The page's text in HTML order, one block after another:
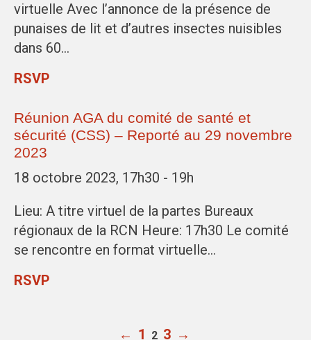
virtuelle Avec l’annonce de la présence de
punaises de lit et d’autres insectes nuisibles
dans 60…
RSVP
Réunion AGA du comité de santé et
sécurité (CSS) – Reporté au 29 novembre
2023
18 octobre 2023, 17h30 - 19h
Lieu: A titre virtuel de la partes Bureaux
régionaux de la RCN Heure: 17h30 Le comité
se rencontre en format virtuelle…
RSVP
← 1 2 3 →